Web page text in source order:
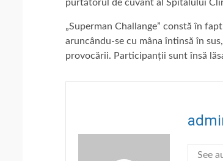
purtătorul de cuvânt al Spitalului
„Superman Challange” constă în
aruncându-se cu mâna întinsă în
provocării. Participanții sunt însă
See